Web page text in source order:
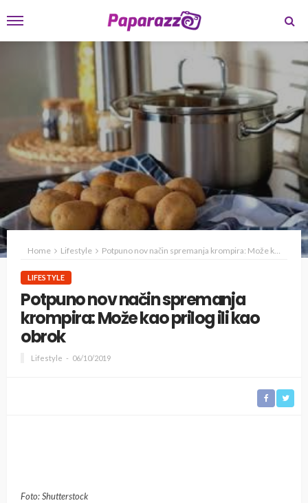
Home Lifestyle Potpuno nov način spremanja krompira: Može kao prilog ili kao obrok
LIFESTYLE
Potpuno nov način spremanja
krompira: Može kao prilog ili kao
obrok
Lifestyle 06/10/2019
Foto: Shutterstock